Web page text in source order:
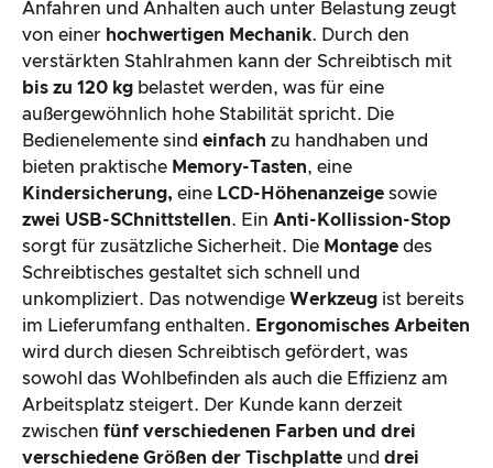
Anfahren und Anhalten auch unter Belastung zeugt
von einer hochwertigen Mechanik. Durch den
verstärkten Stahlrahmen kann der Schreibtisch mit
bis zu 120 kg belastet werden, was für eine
außergewöhnlich hohe Stabilität spricht. Die
Bedienelemente sind einfach zu handhaben und
bieten praktische Memory-Tasten, eine
Kindersicherung, eine LCD-Höhenanzeige sowie
zwei USB-SChnittstellen. Ein Anti-Kollission-Stop
sorgt für zusätzliche Sicherheit. Die Montage des
Schreibtisches gestaltet sich schnell und
unkompliziert. Das notwendige Werkzeug ist bereits
im Lieferumfang enthalten. Ergonomisches Arbeiten
wird durch diesen Schreibtisch gefördert, was
sowohl das Wohlbefinden als auch die Effizienz am
Arbeitsplatz steigert. Der Kunde kann derzeit
zwischen fünf verschiedenen Farben und drei
verschiedene Größen der Tischplatte und drei